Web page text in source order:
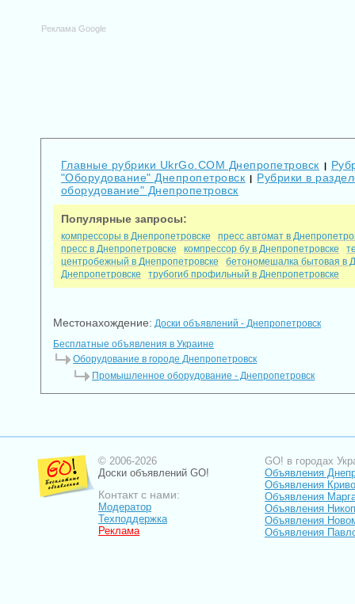
Реклама Google
Главные рубрики UkrGo.COM Днепропетровск
"Оборудование" Днепропетровск
Рубрики в
оборудование" Днепропетровск
Популярные запросы:
компрессоры в Днепропетровске
пресс автомат в
пресс в Днепропетровске
компрессор бу в Днепропетровске
центробежный в Днепропетровске
бетономешалка бытовая в
Днепропетровске
трубогиб профильный в Днепропетровске
Местонахождение: Доски объявлений - Днепропетровск
Бесплатные объявления в Украине
Оборудование в городе Днепропетровск
Промышленное оборудование - Днепропетровск
© 2006-2026
Доски объявлений GO!
Контакт с нами:
Модератор
Техподдержка
Реклама
GO! в городах
Объявления
Объявления
Объявления
Объявления
Объявления
Объявления